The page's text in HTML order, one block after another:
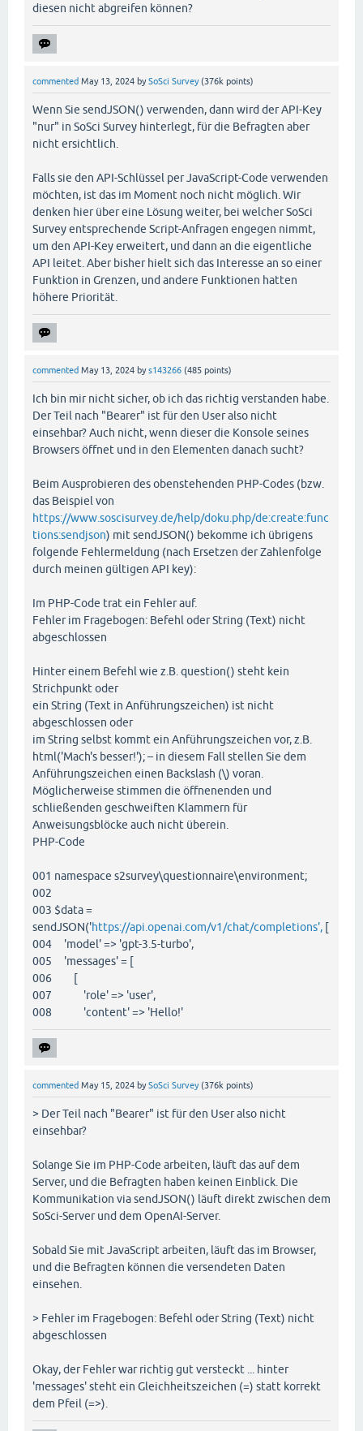
diesen nicht abgreifen können?
commented May 13, 2024 bySoSci Survey (376k points)
Wenn Sie sendJSON() verwenden, dann wird der API-Key
"nur" in SoSci Survey hinterlegt, für die Befragten aber
nicht ersichtlich.
Falls sie den API-Schlüssel per JavaScript-Code verwenden
möchten, ist das im Moment noch nicht möglich. Wir
denken hier über eine Lösung weiter, bei welcher SoSci
Survey entsprechende Script-Anfragen engegen nimmt,
um den API-Key erweitert, und dann an die eigentliche
API leitet. Aber bisher hielt sich das Interesse an so einer
Funktion in Grenzen, und andere Funktionen hatten
höhere Priorität.
commented May 13, 2024 bys143266 (485 points)
Ich bin mir nicht sicher, ob ich das richtig verstanden habe.
Der Teil nach "Bearer" ist für den User also nicht
einsehbar? Auch nicht, wenn dieser die Konsole seines
Browsers öffnet und in den Elementen danach sucht?
Beim Ausprobieren des obenstehenden PHP-Codes (bzw.
das Beispiel von
https://www.soscisurvey.de/help/doku.php/de:create:func
tions:sendjson) mit sendJSON() bekomme ich übrigens
folgende Fehlermeldung (nach Ersetzen der Zahlenfolge
durch meinen gültigen API key):
Im PHP-Code trat ein Fehler auf.
Fehler im Fragebogen: Befehl oder String (Text) nicht
abgeschlossen
Hinter einem Befehl wie z.B. question() steht kein
Strichpunkt oder
ein String (Text in Anführungszeichen) ist nicht
abgeschlossen oder
im String selbst kommt ein Anführungszeichen vor, z.B.
html('Mach's besser!'); – in diesem Fall stellen Sie dem
Anführungszeichen einen Backslash (\) voran.
Möglicherweise stimmen die öffnenenden und
schließenden geschweiften Klammern für
Anweisungsblöcke auch nicht überein.
PHP-Code
001 namespace s2survey\questionnaire\environment;
002
003 $data =
sendJSON('https://api.openai.com/v1/chat/completions', [
004 'model' => 'gpt-3.5-turbo',
005 'messages' = [
006 [
007 'role' => 'user',
008 'content' => 'Hello!'
commented May 15, 2024 bySoSci Survey (376k points)
> Der Teil nach "Bearer" ist für den User also nicht
einsehbar?
Solange Sie im PHP-Code arbeiten, läuft das auf dem
Server, und die Befragten haben keinen Einblick. Die
Kommunikation via sendJSON() läuft direkt zwischen dem
SoSci-Server und dem OpenAI-Server.
Sobald Sie mit JavaScript arbeiten, läuft das im Browser,
und die Befragten können die versendeten Daten
einsehen.
> Fehler im Fragebogen: Befehl oder String (Text) nicht
abgeschlossen
Okay, der Fehler war richtig gut versteckt ... hinter
'messages' steht ein Gleichheitszeichen (=) statt korrekt
dem Pfeil (=>).